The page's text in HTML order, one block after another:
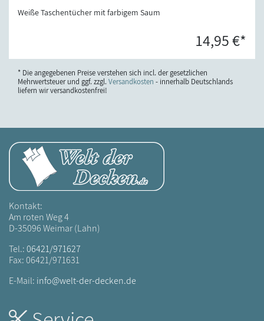
Weiße Taschentücher mit farbigem Saum
14,95 €*
* Die angegebenen Preise verstehen sich incl. der gesetzlichen
Mehrwertsteuer und ggf. zzgl. Versandkosten - innerhalb Deutschlands
liefern wir versandkostenfrei!
Kontakt:
Am roten Weg 4
D-35096 Weimar (Lahn)
Tel.:06421/971627
Fax: 06421/971631
E-Mail: info@welt-der-decken.de